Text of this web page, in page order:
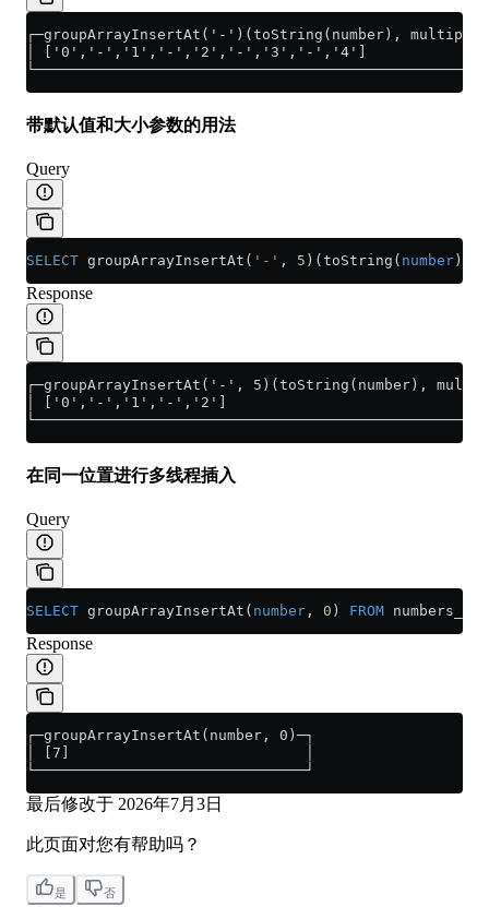
┌─groupArrayInsertAt('-')(toString(number),
│ ['0','-','1','-','2','-','3','-','4']
带默认值和大小参数的用法
Query
SELECT groupArrayInsertAt( '-' , 5 )(toString( number ),
Response
┌─groupArrayInsertAt('-', 5)(toString(number),
│ ['0','-','1','-','2']
在同一位置进行多线程插入
Query
SELECT groupArrayInsertAt( number , 0 ) FROM numbers_mt(
Response
┌─groupArrayInsertAt(number, 0)─┐
│ [7]                           │
└───────────────────────────────┘
最后修改于 2026年7月3日
此页面对您有帮助吗？
是 否